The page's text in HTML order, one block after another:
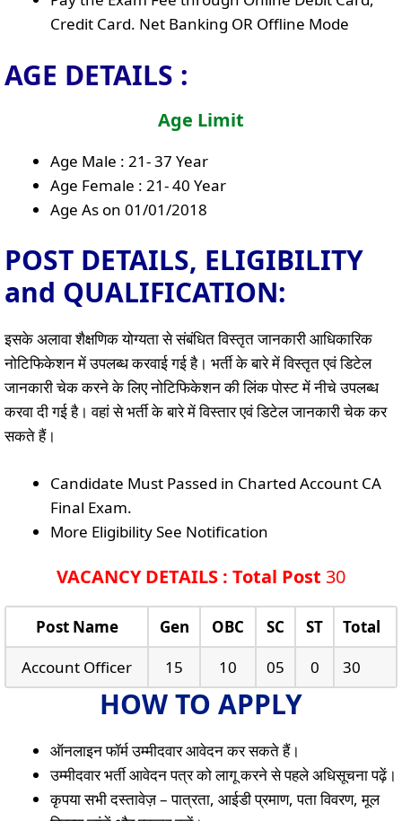
Credit Card. Net Banking OR Offline Mode
AGE DETAILS :
Age Limit
Age Male : 21- 37 Year
Age Female : 21- 40 Year
Age As on 01/01/2018
POST DETAILS, ELIGIBILITY
and QUALIFICATION:
इसके अलावा शैक्षणिक योग्यता से संबंधित विस्तृत जानकारी आधिकारिक
नोटिफिकेशन में उपलब्ध करवाई गई है। भर्ती के बारे में विस्तृत एवं डिटेल
जानकारी चेक करने के लिए नोटिफिकेशन की लिंक पोस्ट में नीचे उपलब्ध
करवा दी गई है। वहां से भर्ती के बारे में विस्तार एवं डिटेल जानकारी चेक कर
सकते हैं।
Candidate Must Passed in Charted Account CA
Final Exam.
More Eligibility See Notification
VACANCY DETAILS : Total Post 30
Post Name Gen OBC SC ST
Total
Account Officer
15 10 05 0 30
HOW TO APPLY
ऑनलाइन फॉर्म उम्मीदवार आवेदन कर सकते हैं।
उम्मीदवार भर्ती आवेदन पत्र को लागू करने से पहले अधिसूचना पढ़ें।
कृपया सभी दस्तावेज़ – पात्रता, आईडी प्रमाण, पता विवरण, मूल